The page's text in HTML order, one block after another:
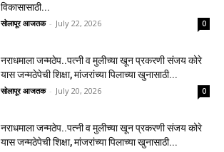
विकासासाठी...
सोलापूर आजतक - July 22, 2026 0
नराधमाला जन्मठेप..पत्नी व मुलीच्या खून प्रकरणी संजय कोरे
यास जन्मठेपेची शिक्षा, मांजरांच्या पिलाच्या खुनासाठी...
सोलापूर आजतक - July 20, 2026 0
नराधमाला जन्मठेप..पत्नी व मुलीच्या खून प्रकरणी संजय कोरे
यास जन्मठेपेची शिक्षा, मांजरांच्या पिलाच्या खुनासाठी...